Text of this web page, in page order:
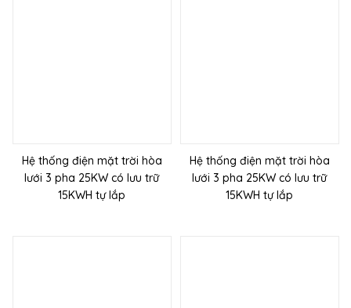
Hệ thống điện mặt trời hòa
lưới 3 pha 25KW có lưu trữ
15KWH tự lắp
Hệ thống điện mặt trời hòa
lưới 3 pha 25KW có lưu trữ
15KWH tự lắp